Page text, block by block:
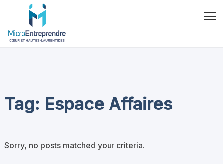
Tag: Espace Affaires
Sorry, no posts matched your criteria.